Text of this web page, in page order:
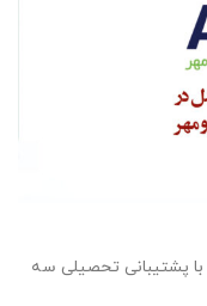
انجمن یاران دانش و مهر در مهرماه سال ۱۳۷۹ با پشتیبانی تحصیلی سه